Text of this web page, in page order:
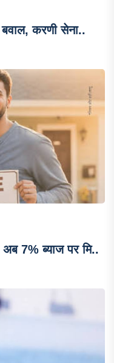
करणी सेना..
7% ब्याज पर मि..